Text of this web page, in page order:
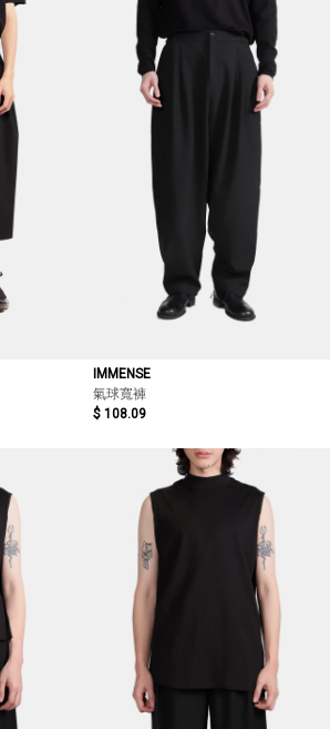
IMMENSE
氣球寬褲
$ 108.09